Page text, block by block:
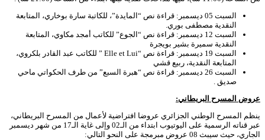
السبت 05 ديسمبر: قراءة نص “المايدة”، للكاتبة سارة بوخاري، المتابعة
النقدية مصطفى بوري.
السبت 12 ديسمبر: قراءة نص “الجوع” للكاتب أمجد مكاوي، المتابعة
النقدية سميرة بشير بويجرة
السبت 19 ديسمبر: قراءة نص “Elle et Lui ” للكاتب عبد القادر بلكروي،
المتابعة النقدية، ربيع قشي
السبت 26 ديسمبر: قراءة نص “هبرة السبع” من طرف الحكواتي ماحي
صديق .
عروض المسرح البريطاني:
ينظم المسرح الوطني الجزائري عروضا افتراضية لأعمال من المسرح البريطاني،
عبر قناته الرسمية على اليوتيوب ابتداء من الـ02 وإلى غاية الـ17 من شهر ديسمبر
الجاري، حيث سيبث 08 عروض مبرمجة على النحو التالي: